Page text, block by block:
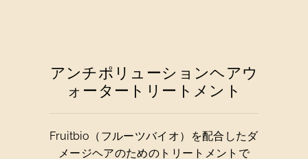
アンチポリューションヘアウ
ォータートリートメント
Fruitbio（フルーツバイオ）を配合したダ
メージヘアのためのトリートメントで